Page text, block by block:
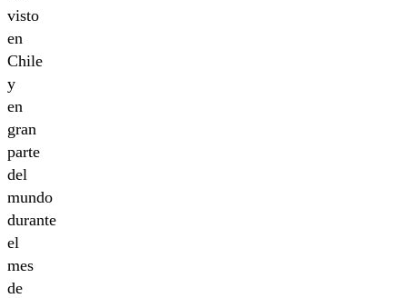
visto
en
Chile
y
en
gran
parte
del
mundo
durante
el
mes
de